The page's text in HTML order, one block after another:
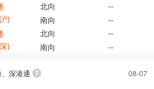
)
)
北向
--
南向
--
北向
--
南向
--
深港通 08-07